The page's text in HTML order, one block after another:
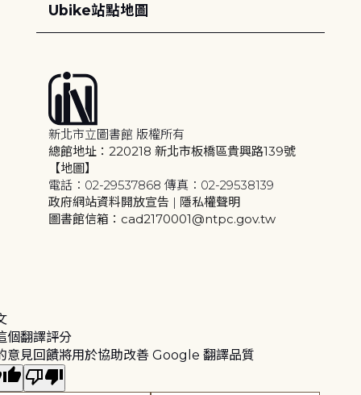
Ubike站點地圖
新北市立圖書館 版權所有
總館地址：220218 新北市板橋區貴興路139號
【地圖】
電話：02-29537868 傳真：02-29538139
政府網站資料開放宣告 | 隱私權聲明
圖書館信箱：cad2170001@ntpc.gov.tw
個翻譯評分
意見回饋將用於協助改善 Google 翻譯品質